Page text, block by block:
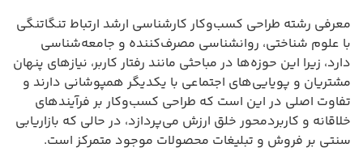
معرفی رشته طراحی کسب‌وکار کارشناسی ارشد ارتباط تنگاتنگی
با علوم شناختی، روانشناسی مصرف‌کننده و جامعه‌شناسی
دارد، زیرا این حوزه‌ها در مباحثی مانند رفتار کاربر، نیازهای پنهان
مشتریان و پویایی‌های اجتماعی با یکدیگر همپوشانی دارند و
تفاوت اصلی در این است که طراحی کسب‌وکار بر فرآیندهای
خلاقانه و کاربردمحور خلق ارزش می‌پردازد، در حالی که بازاریابی
سنتی بر فروش و تبلیغات محصولات موجود متمرکز است.